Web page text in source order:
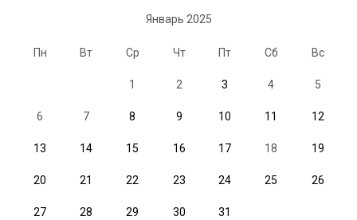
Январь 2025
Пн Вт Ср Чт Пт Сб Вс
1 2 3 4 5
6 7 8 9 10 11 12
13 14 15 16 17 18 19
20 21 22 23 24 25 26
27 28 29 30
31